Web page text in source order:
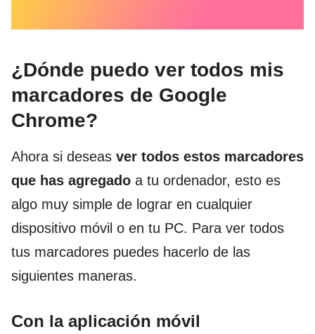
¿Dónde puedo ver todos mis
marcadores de Google
Chrome?
Ahora si deseas ver todos estos marcadores
que has agregado a tu ordenador, esto es
algo muy simple de lograr en cualquier
dispositivo móvil o en tu PC. Para ver todos
tus marcadores puedes hacerlo de las
siguientes maneras.
Con la aplicación móvil